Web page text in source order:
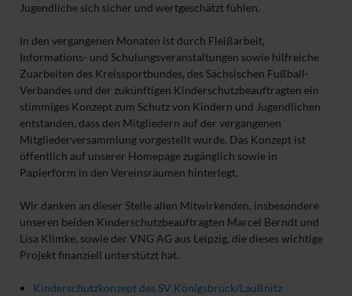
Jugendliche sich sicher und wertgeschätzt fühlen.
In den vergangenen Monaten ist durch Fleißarbeit,
Informations- und Schulungsveranstaltungen sowie hilfreiche
Zuarbeiten des Kreissportbundes, des Sächsischen Fußball-
Verbandes und der zukünftigen Kinderschutzbeauftragten ein
stimmiges Konzept zum Schutz von Kindern und Jugendlichen
entstanden, dass den Mitgliedern auf der vergangenen
Mitgliederversammlung vorgestellt wurde. Das Konzept ist
öffentlich auf unserer Homepage zugänglich sowie in
Papierform in den Vereinsräumen hinterlegt.
Wir danken an dieser Stelle allen Mitwirkenden, insbesondere
unseren beiden Kinderschutzbeauftragten Marcel Berndt und
Lisa Klimke, sowie der VNG AG aus Leipzig, die dieses wichtige
Projekt finanziell unterstützt hat.
Kinderschutzkonzept des SV Königsbrück/Laußnitz